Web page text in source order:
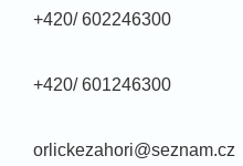
+420/ 602246300
+420/ 601246300
orlickezahori@seznam.cz